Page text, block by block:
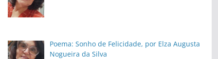
Poema: Sonho de Felicidade, por Elza Augusta
Nogueira da Silva